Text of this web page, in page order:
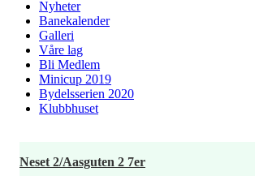
Nyheter
Banekalender
Galleri
Våre lag
Bli Medlem
Minicup 2019
Bydelsserien 2020
Klubbhuset
Neset 2/Aasguten 2 7er